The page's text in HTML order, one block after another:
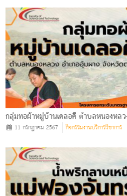
กลุ่มทอผ้าหมู่บ้านเดลอคี ตําบลหนองหล
11 กรกฎาคม 2567 กิจกรรมงานบริการวิชาการ